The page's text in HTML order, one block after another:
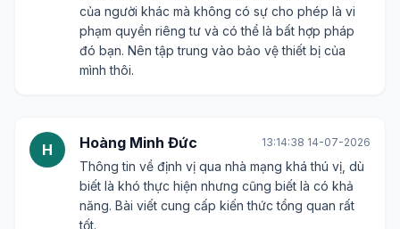
của người khác mà không có sự cho phép là vi
phạm quyền riêng tư và có thể là bất hợp pháp
đó bạn. Nên tập trung vào bảo vệ thiết bị của
mình thôi.
H Hoàng Minh Đức 13:14:38 14-07-2026
Thông tin về định vị qua nhà mạng khá thú vị, dù
biết là khó thực hiện nhưng cũng biết là có khả
năng. Bài viết cung cấp kiến thức tổng quan rất
tốt.